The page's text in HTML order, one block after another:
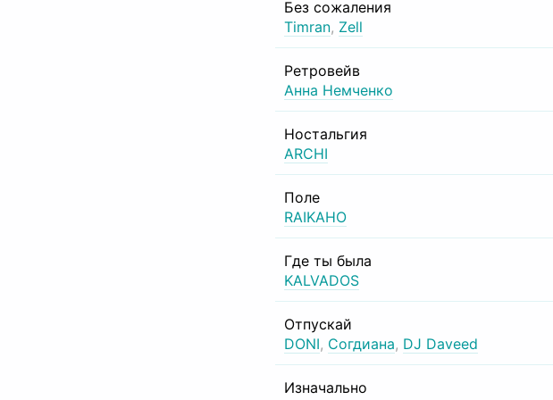
Без сожаления
Timran, Zell
Ретровейв
Анна Немченко
Ностальгия
ARCHI
Поле
RAIKAHO
Где ты была
KALVADOS
Отпускай
DONI, Согдиана, DJ Daveed
Изначально